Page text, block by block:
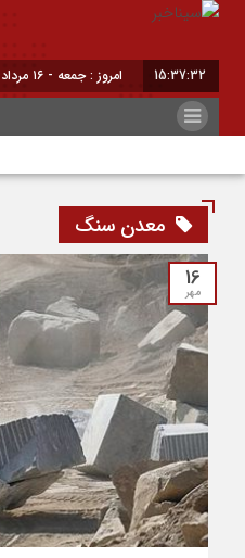
15:37:33 امروز : جمعه - ۱۶ مرداد - ۱۴۰۵
معدن سنگ
16
مهر